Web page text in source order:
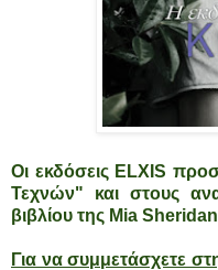
Οι εκδόσεις ELXIS
Τεχνών" και στους
βιβλίου της Mia
Για να συμμετάσχετε